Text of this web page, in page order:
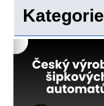
Kategorie